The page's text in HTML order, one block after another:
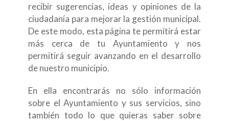
recibir sugerencias, ideas y opiniones de la
ciudadanía para mejorar la gestión municipal.
De este modo, esta página te permitirá estar
más cerca de tu Ayuntamiento y nos
permitirá seguir avanzando en el desarrollo
de nuestro municipio.
En ella encontrarás no sólo información
sobre el Ayuntamiento y sus servicios, sino
también todo lo que quieras saber sobre